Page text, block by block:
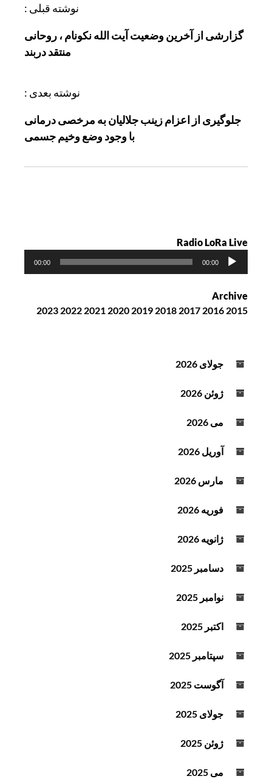
ه
نوشته قبلی :
گزارشی از آخرین وضعیت آیت الله نکونام ، روحانی
منتقد دربند
نوشته بعدی :
جلوگیری از اعزام زینب جلالیان به مرخصی درمانی
با وجود وضع وخیم جسمی
Radio LoRa Live
ک
ن
ه
و
00:00
00:00
Archive
2015
2016
2017
2018
2019
2020
2021
2022
2023
جولای 2026
ژوئن 2026
می 2026
آوریل 2026
مارس 2026
فوریه 2026
ژانویه 2026
دسامبر 2025
نوامبر 2025
اکتبر 2025
سپتامبر 2025
آگوست 2025
جولای 2025
ژوئن 2025
می 2025